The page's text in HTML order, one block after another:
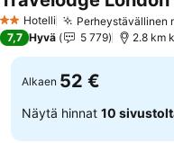
2 Tähtiluokitus
Hotelli Perheystävällinen
7,7 Hyvä 5 779 2.8 km
Alkaen 52 €
Näytä hinnat 10